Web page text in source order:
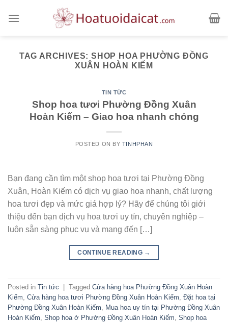
TAG ARCHIVES:SHOP HOA PHƯỜNG ĐỒNG
XUÂN HOÀN KIẾM
TIN TỨC
Shop hoa tươi Phường Đồng Xuân
Hoàn Kiếm – Giao hoa nhanh chóng
POSTED ON BY TINHPHAN
Bạn đang cần tìm một shop hoa tươi tại Phường Đồng
Xuân, Hoàn Kiếm có dịch vụ giao hoa nhanh, chất lượng
hoa tươi đẹp và mức giá hợp lý? Hãy để chúng tôi giới
thiệu đến bạn dịch vụ hoa tươi uy tín, chuyên nghiệp –
luôn sẵn sàng phục vụ và mang đến […]
CONTINUE READING →
Posted in Tin tức Tagged Cửa hàng hoa Phường Đồng Xuân Hoàn
Kiếm Cửa hàng hoa tươi Phường Đồng Xuân Hoàn Kiếm Đặt hoa tại
Phường Đồng Xuân Hoàn Kiếm
Mua hoa uy tín tại Phường Đồng Xuân
Hoàn Kiếm Shop hoa ở Phường Đồng Xuân Hoàn Kiếm Shop hoa